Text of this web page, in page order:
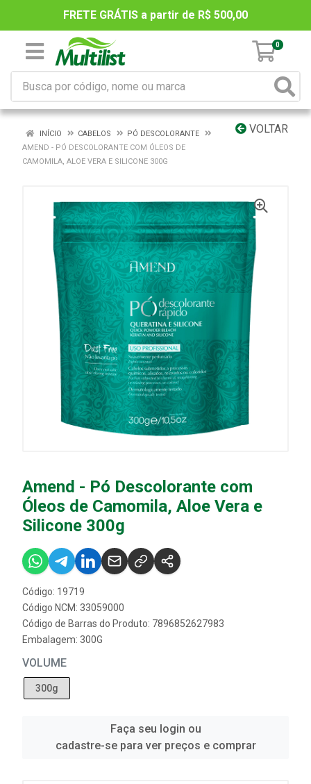
FRETE GRÁTIS a partir de R$ 500,00
0
VOLTAR
INÍCIO CABELOS
PÓ DESCOLORANTE
AMEND - PÓ DESCOLORANTE COM ÓLEOS DE
CAMOMILA, ALOE VERA E SILICONE 300G
Amend - Pó Descolorante com
Óleos de Camomila, Aloe Vera e
Silicone 300g
Código: 19719
Código NCM: 33059000
Código de Barras do Produto: 7896852627983
Embalagem: 300G
VOLUME
300g
Faça seu login ou
cadastre-se para ver preços e comprar